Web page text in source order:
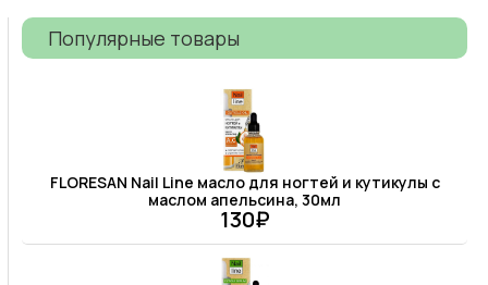
Популярные товары
FLORESAN Nail Line масло для ногтей и кутикулы с
маслом апельсина, 30мл
130₽